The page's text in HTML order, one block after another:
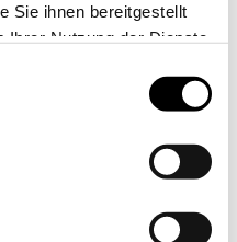
Sie ihnen bereitgestellt
Ihrer Nutzung der Dienste
KAUFEN
diese Bettwäsche?
Klick zur Bettwäsche!